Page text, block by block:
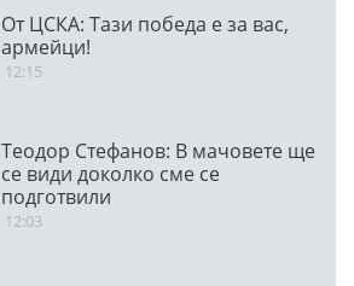
От ЦСКА: Тази победа е за вас,
армейци!
12:15
Теодор Стефанов: В мачовете ще
се види доколко сме се
подготвили
12:03